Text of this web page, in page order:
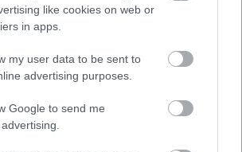
like cookies on web or
in apps.
my user data to be sent to
advertising purposes.
Google to send me
hírlevélre és elfogadom az